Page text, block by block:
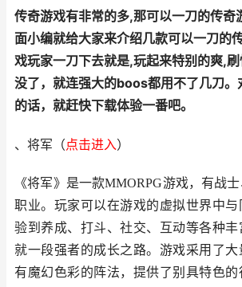
传奇游戏有非常的多,那可以一刀的传奇
面小编就给大家来介绍几款可以一刀的
戏玩家一刀下去就是,玩起来特别的爽,
没了，就连强大的boos都用不了几刀。
的话，就赶快下载体验一番吧。
、将军 （点击进入）
《将军》是一款MMORPG游戏，有战
职业。玩家可以在游戏的虚拟世界中
验到养成、打斗、社交、互动等各种
就一段强者的成长之路。游戏采用了
有魔幻色彩的阵法，提供了别具特色的